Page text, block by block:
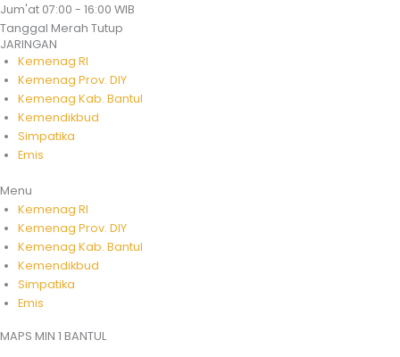
Jum'at 07:00 - 16:00 WIB
Tanggal Merah Tutup
JARINGAN
Kemenag RI
Kemenag Prov. DIY
Kemenag Kab. Bantul
Kemendikbud
Simpatika
Emis
Menu
Kemenag RI
Kemenag Prov. DIY
Kemenag Kab. Bantul
Kemendikbud
Simpatika
Emis
MAPS MIN 1 BANTUL